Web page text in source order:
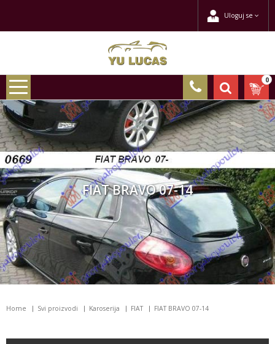
Uloguj se
0
FIAT BRAVO 07-14
Home Svi proizvodi Karoserija FIAT FIAT BRAVO 07-14